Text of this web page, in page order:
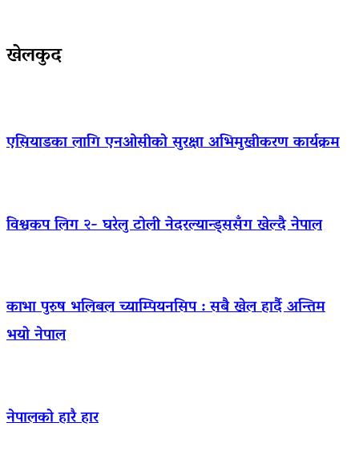
खेलकुद
एसियाडका लागि एनओसीको सुरक्षा अभिमुखीकरण कार्यक्रम
विश्वकप लिग २- घरेलु टोली नेदरल्यान्ड्ससँग खेल्दै नेपाल
काभा पुरुष भलिबल च्याम्पियनसिप : सबै खेल हार्दै अन्तिम
भयो नेपाल
नेपालको हारै हार